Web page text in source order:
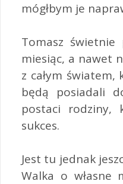
mógłbym je
Tomasz
miesiąc, a nawet
z całym światem,
będą posiadali
postaci rodziny,
sukces.
Jest tu jednak
Walka o własne